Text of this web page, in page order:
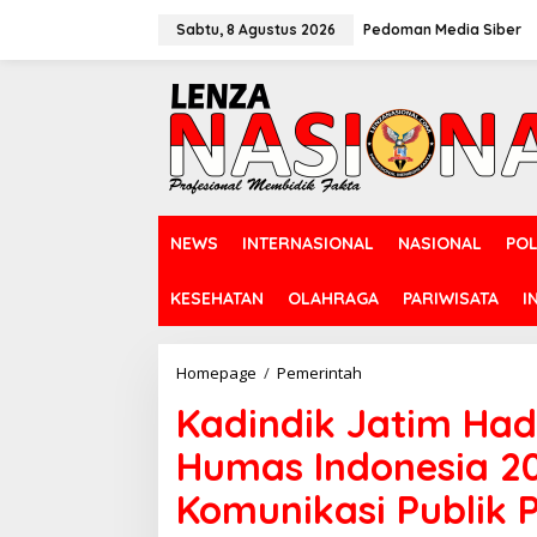
Sabtu, 8 Agustus 2026 Pedoman Media Siber
NEWS INTERNASIONAL NASIONAL
KESEHATAN OLAHRAGA PARIWISATA
Homepage / Pemerintah
d
i
n
d
i
k
Kadindik Jatim
Humas Indonesia
Komunikasi Publik